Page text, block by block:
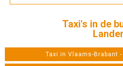
Taxi's in de
Taxi in Vlaams-Brabant